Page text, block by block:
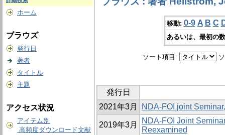
ホーム
ブラウズ
発行日
著者
タイトル
主題
アクセス状況
アイテム別
高頻度ダウンロード文献
移動: 0-9 A B C
あるいは、最初の
ソート項目:
発行日
2021年3月
NDA-FOI joint
2019年3月
NDA‐FOI Joint
Reexamined